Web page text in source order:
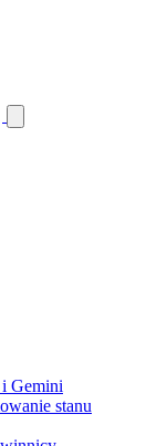
Gemini
stanu